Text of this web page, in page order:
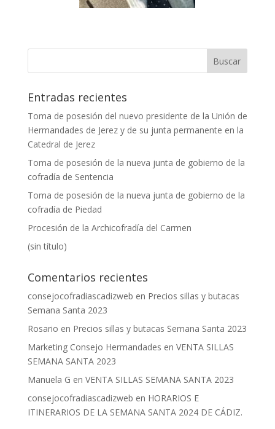
Entradas recientes
Toma de posesión del nuevo presidente de la Unión de
Hermandades de Jerez y de su junta permanente en la
Catedral de Jerez
Toma de posesión de la nueva junta de gobierno de la
cofradía de Sentencia
Toma de posesión de la nueva junta de gobierno de la
cofradía de Piedad
Procesión de la Archicofradía del Carmen
(sin título)
Comentarios recientes
consejocofradiascadizweb en Precios sillas y butacas
Semana Santa 2023
Rosario en Precios sillas y butacas Semana Santa 2023
Marketing Consejo Hermandades en VENTA SILLAS
SEMANA SANTA 2023
Manuela G en VENTA SILLAS SEMANA SANTA 2023
consejocofradiascadizweb en HORARIOS E
ITINERARIOS DE LA SEMANA SANTA 2024 DE CÁDIZ.